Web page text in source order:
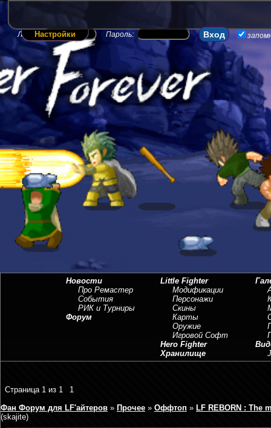
Логин: Пароль:
Настройки
Новости
Про Ремастер
События
РИК и Турниры
Форум
Little Fighter
Модификации
Персонажи
Скины
Карты
Оружие
Игровой Софт
Hero Fighter
Хранилище
Страница 1 из 1
1
Фан Форум для LF'айтеров » Прочее » Оффтоп » LF REBORN : The
(skajite)